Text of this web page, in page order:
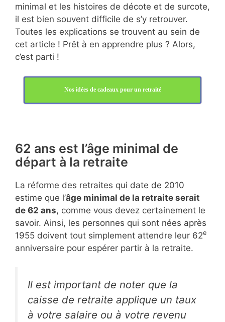
minimal et les histoires de décote et de surcote,
il est bien souvent difficile de s’y retrouver.
Toutes les explications se trouvent au sein de
cet article ! Prêt à en apprendre plus ? Alors,
c’est parti !
Nos idées de cadeaux pour un retraité
62 ans est l’âge minimal de
départ à la retraite
La réforme des retraites qui date de 2010
estime que l’âge minimal de la retraite serait
de 62 ans, comme vous devez certainement le
savoir. Ainsi, les personnes qui sont nées après
1955 doivent tout simplement attendre leur 62e
anniversaire pour espérer partir à la retraite.
Il est important de noter que la
caisse de retraite applique un taux
à votre salaire ou à votre revenu